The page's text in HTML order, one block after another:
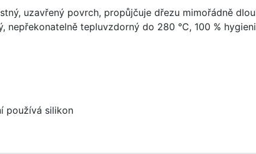
uzavřený povrch, propůjčuje dřezu mimořádně
tepluvzdorný do 280 °C, 100 %
používá silikon